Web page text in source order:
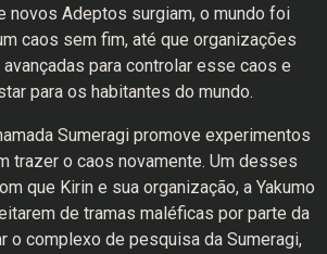
novos Adeptos surgiam, o mundo foi
caos sem fim, até que organizações
para controlar esse caos e
para os habitantes do mundo.
Sumeragi promove experimentos
trazer o caos novamente. Um desses
que Kirin e sua organização, a Yakumo
de tramas maléficas por parte da
o complexo de pesquisa da Sumeragi,